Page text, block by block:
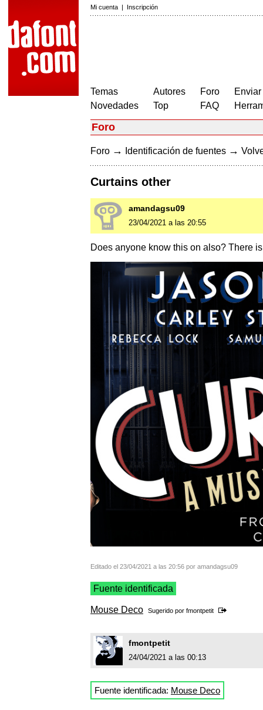
Mi cuenta | Inscripción
Temas
Novedades
Autores
Top
Foro
FAQ
Foro
Foro → Identificación de fuentes →
Curtains other
amandagsu09
23/04/2021 a las 20:55
Does anyone know this on also? There
Editado el 23/04/2021 a las 20:56 por amandagsu09
Fuente identificada
Mouse Deco Sugerido por fmontpetit
fmontpetit
24/04/2021 a las 00:13
Fuente identificada: Mouse Deco